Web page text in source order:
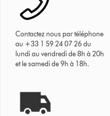
Contactez nous par téléphone
au +33 1 59 24 07 26 du
lundi au vendredi de 8h à 20h
et le samedi de 9h à 18h.